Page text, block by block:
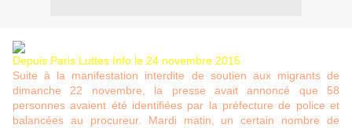
Depuis Paris Luttes Info le 24 novembre 2015
Suite à la manifestation interdite de soutien aux migrants de
dimanche 22 novembre, la presse avait annoncé que 58
personnes avaient été identifiées par la préfecture de police et
balancées au procureur. Mardi matin, un certain nombre de